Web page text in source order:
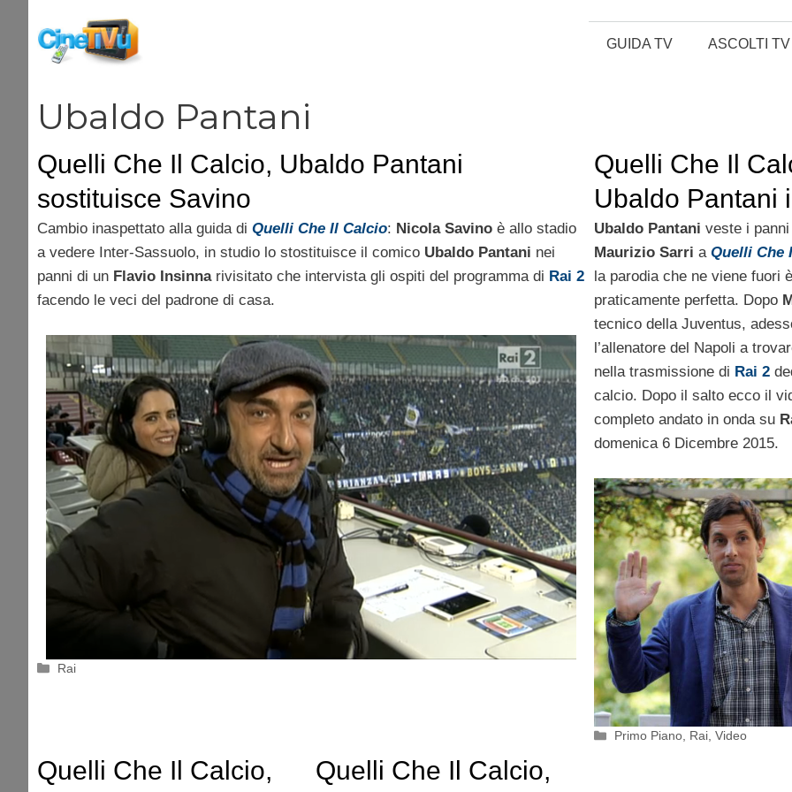
contenuto
GUIDA TV ASCOLTI TV
Ubaldo Pantani
Quelli Che Il Calcio, Ubaldo Pantani
sostituisce Savino
Cambio inaspettato alla guida di Quelli Che Il Calcio: Nicola Savino è allo stadio
a vedere Inter-Sassuolo, in studio lo stostituisce il comico Ubaldo Pantani nei
panni di un Flavio Insinnarivisitato che intervista gli ospiti del programma di Rai 2
facendo le veci del padrone di casa.
Categorie
Rai
Quelli Che Il
Ubaldo Pantani
Maurizio Sarri
Ubaldo Pantani veste i
Maurizio Sarri a Quelli Che
la parodia che ne viene fuori è
praticamente perfetta. Dopo
tecnico della Juventus,
l’allenatore del Napoli a
nella trasmissione di Rai 2
calcio. Dopo il salto ecco il
completo andato in onda su
domenica 6 Dicembre 2015.
Categorie
Primo Piano, Rai,Video
Quelli Che Il Calcio,
Quelli Che Il Calcio,